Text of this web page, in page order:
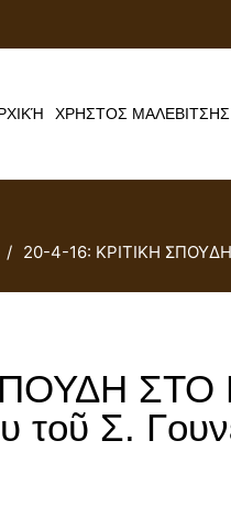
ΧΡΗΣΤΟΣ ΜΑΛΕΒΙΤΣΗΣ
/ 20-4-16: ΚΡΙΤΙΚΗ
τοῦ Σ.